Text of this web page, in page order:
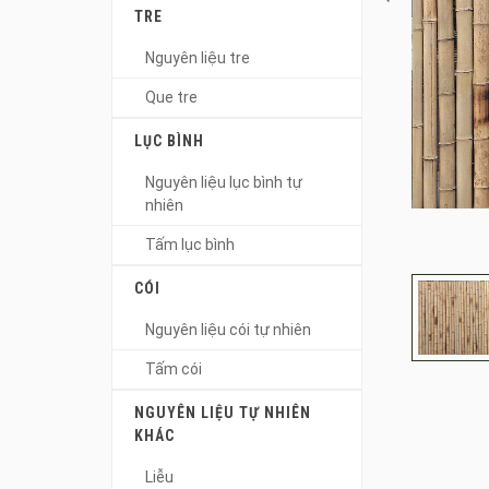
TRE
Nguyên liệu tre
Que tre
LỤC BÌNH
Nguyên liệu lục bình tự
nhiên
Tấm lục bình
CÓI
Nguyên liệu cói tự nhiên
Tấm cói
NGUYÊN LIỆU TỰ NHIÊN
KHÁC
Liễu